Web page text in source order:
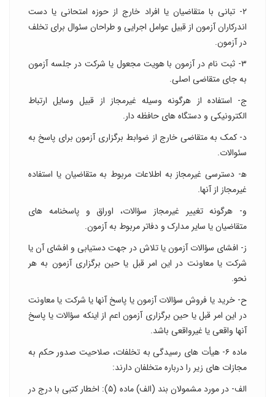
۲- تبانی با متقاضیان یا افراد خارج از حوزه امتحانی یا دست
اندرکاران آزمون از قبیل عوامل اجرایی و طراحان سئوال برای تخلف
در آزمون.
۳- ثبت نام در آزمون با هویت مجعول یا شرکت در جلسه آزمون
به جای متقاضی اصلی.
ج- استفاده از هرگونه وسیله غیرمجاز از قبیل وسایل ارتباط
الکترونیکی و دستگاه های حافظه دار.
د- کمک به متقاضی خارج از ضوابط برگزاری آزمون برای پاسخ به
سئوالات.
ه‍- دسترسی غیرمجاز به اطلاعات مربوط به متقاضیان یا استفاده
غیرمجاز از آنها.
و- هرگونه تغییر غیرمجاز سؤالات، اوراق و پاسخنامه های
متقاضیان یا سایر مدارک و دفاتر مربوط به آزمون.
ز- افشای سؤالات آزمون یا تلاش در جهت دستیابی و افشای آن یا
شرکت یا معاونت در این امر قبل یا حین برگزاری آزمون به هر
نحو.
ح- خرید یا فروش سؤالات آزمون یا پاسخ آنها یا شرکت یا معاونت
در این امر قبل یا حین برگزاری آزمون اعم از اینکه سؤالات یا پاسخ
آنها واقعی یا غیرواقعی باشد.
ماده ۶- هیأت های رسیدگی به تخلفات، صلاحیت صدور حکم به
مجازات های زیر را درباره متخلفان دارند:
الف- در مورد مشمولان بند (الف) ماده (۵): اخطار کتبی با درج در